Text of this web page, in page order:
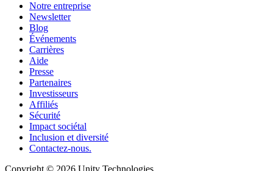
Notre entreprise
Newsletter
Blog
Événements
Carrières
Aide
Presse
Partenaires
Investisseurs
Affiliés
Sécurité
Impact sociétal
Inclusion et diversité
Contactez-nous.